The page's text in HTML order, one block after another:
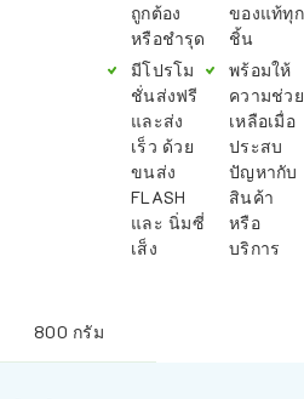
ถูกต้อง
หรือชำรุด
มีโปรโม
ชั่นส่งฟรี
และส่ง
เร็ว ด้วย
ขนส่ง
FLASH
และ นิ่มซี่
เส็ง
ของแท้ทุก
ชิ้น
พร้อมให้
ความช่วย
เหลือเมื่อ
ประสบ
ปัญหากับ
สินค้า
หรือ
บริการ
800 กรัม